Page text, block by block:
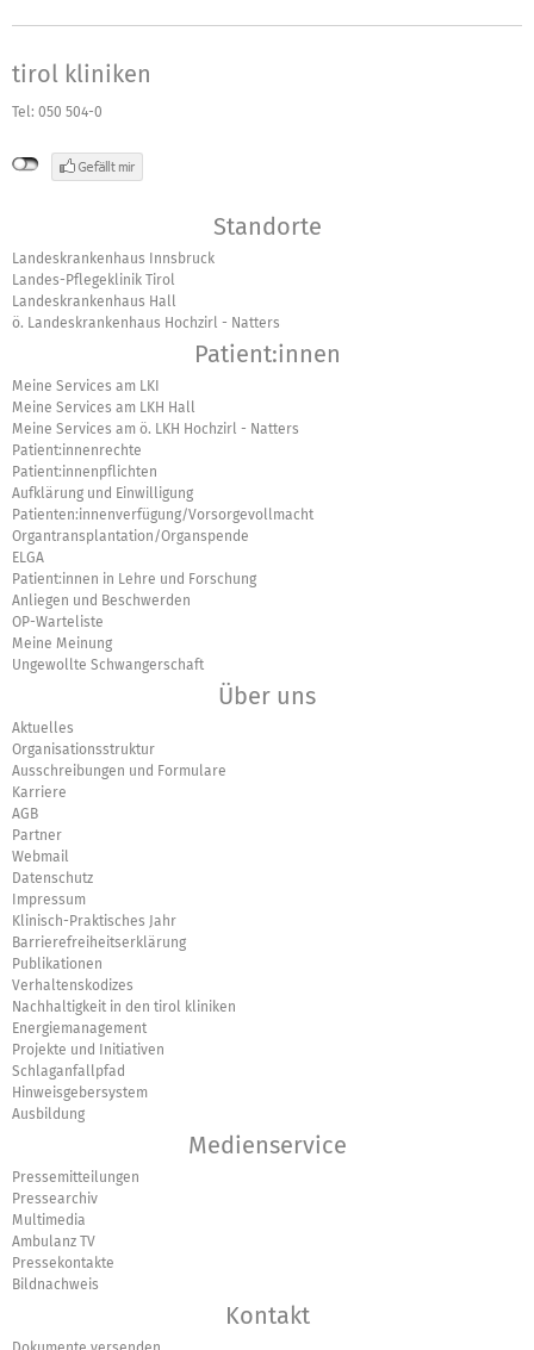
tirol kliniken
Tel: 050 504-0
Standorte
Landeskrankenhaus Innsbruck
Landes-Pflegeklinik Tirol
Landeskrankenhaus Hall
ö. Landeskrankenhaus Hochzirl - Natters
Patient:innen
Meine Services am LKI
Meine Services am LKH Hall
Meine Services am ö. LKH Hochzirl - Natters
Patient:innenrechte
Patient:innenpflichten
Aufklärung und Einwilligung
Patienten:innenverfügung/Vorsorgevollmacht
Organtransplantation/Organspende
ELGA
Patient:innen in Lehre und Forschung
Anliegen und Beschwerden
OP-Warteliste
Meine Meinung
Ungewollte Schwangerschaft
Über uns
Aktuelles
Organisationsstruktur
Ausschreibungen und Formulare
Karriere
AGB
Partner
Webmail
Datenschutz
Impressum
Klinisch-Praktisches Jahr
Barrierefreiheitserklärung
Publikationen
Verhaltenskodizes
Nachhaltigkeit in den tirol kliniken
Energiemanagement
Projekte und Initiativen
Schlaganfallpfad
Hinweisgebersystem
Ausbildung
Medienservice
Pressemitteilungen
Pressearchiv
Multimedia
Ambulanz TV
Pressekontakte
Bildnachweis
Kontakt